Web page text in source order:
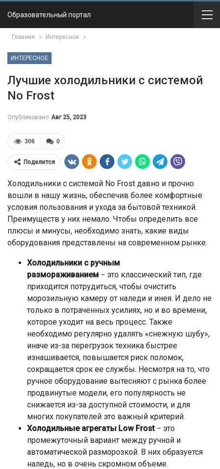
Образовательный портал
Главная Интересное
ИНТЕРЕСНОЕ
Лучшие холодильники с системой
No Frost
Опубликовано Авг 25, 2023
0
306
Поделится
Холодильники с системой No Frost давно и прочно
вошли в нашу жизнь, обеспечив более комфортные
условия пользования и ухода за бытовой техникой.
Преимуществ у них немало. Чтобы определить все
плюсы и минусы, необходимо знать, какие виды
оборудования представлены на современном рынке.
Холодильники с ручным
размораживанием − это классический тип, где
приходится потрудиться, чтобы очистить
морозильную камеру от наледи и инея. И дело не
только в потраченных усилиях, но и во времени,
которое уходит на весь процесс. Также
необходимо регулярно удалять «снежную шубу»,
иначе из-за перегрузок техника быстрее
изнашивается, повышается риск поломок,
сокращается срок ее службы. Несмотря на то, что
ручное оборудование вытесняют с рынка более
продвинутые модели, его популярность не
снижается из-за доступной стоимости, и для
многих покупателей это важный критерий.
Холодильные агрегаты Low Frost− это
промежуточный вариант между ручной и
автоматической разморозкой. В них образуется
наледь, но в очень скромном объеме.